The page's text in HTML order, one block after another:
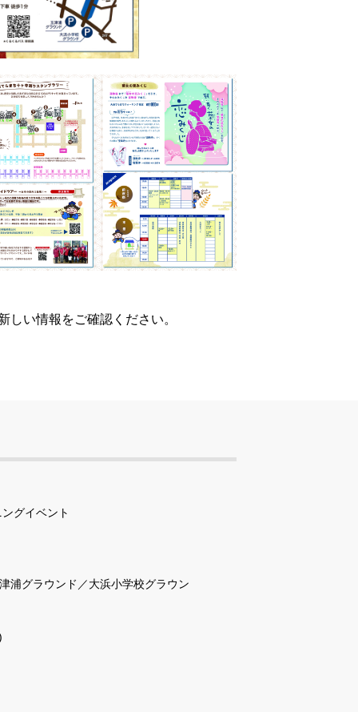
い情報をご確認ください。
グイベント
浦グラウンド／大浜小学校グラウン